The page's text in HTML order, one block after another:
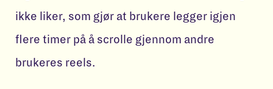
ikke liker, som gjør at brukere legger igjen
flere timer på å scrolle gjennom andre
brukeres reels.